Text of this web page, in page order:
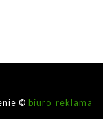
© biuro_reklama